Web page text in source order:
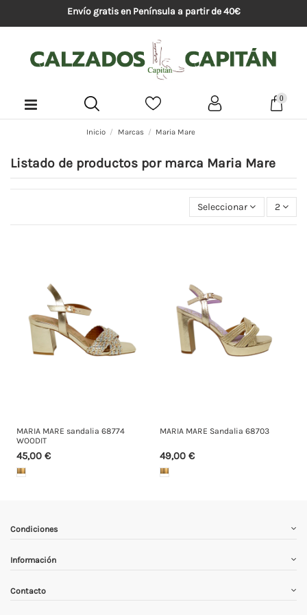
Envío gratis en Península a partir de 40€
0
Inicio Marcas Maria Mare
Listado de productos por marca Maria Mare
Seleccionar 2
MARIA MARE sandalia 68774
WOODIT
45,00 €
MARIA MARE Sandalia 68703
49,00 €
Condiciones
Información
Contacto